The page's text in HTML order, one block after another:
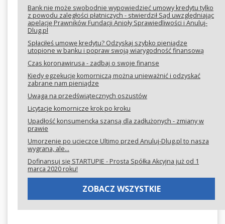
Bank nie może swobodnie wypowiedzieć umowy kredytu tylko
z powodu zaległości płatniczych - stwierdził Sąd uwzględniając
apelację Prawników Fundacji Anioły Sprawiedliwości i Anuluj-
Dlug.pl
Spłaciłeś umowę kredytu? Odzyskaj szybko pieniądze
utopione w banku i popraw swoją wiarygodność finansową
Czas koronawirusa - zadbaj o swoje finanse
Kiedy egzekucję komorniczą można unieważnić i odzyskać
zabrane nam pieniądze
Uwaga na przedświątecznych oszustów
Licytacje komornicze krok po kroku
Upadłość konsumencka szansą dla zadłużonych - zmiany w
prawie
Umorzenie po ucieczce Ultimo przed Anuluj-Dlug.pl to nasza
wygrana, ale...
Dofinansuj się STARTUPIE - Prosta Spółka Akcyjna już od 1
marca 2020 roku!
ZOBACZ WSZYSTKIE